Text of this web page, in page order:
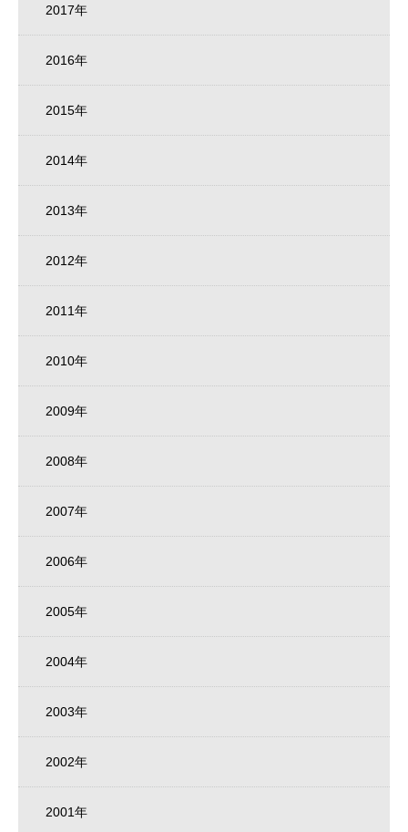
2017年
2016年
2015年
2014年
2013年
2012年
2011年
2010年
2009年
2008年
2007年
2006年
2005年
2004年
2003年
2002年
2001年